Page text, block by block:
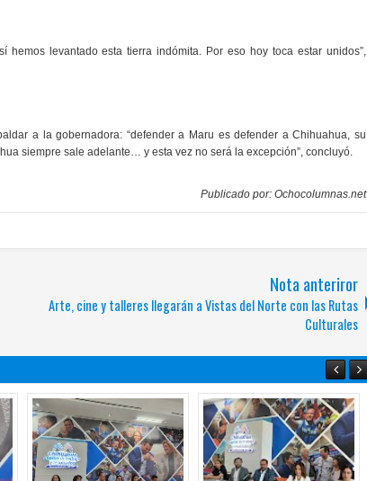
hemos levantado esta tierra indómita. Por eso hoy toca estar unidos”,
a la gobernadora: “defender a Maru es defender a Chihuahua, su
siempre sale adelante… y esta vez no será la excepción”, concluyó.
Publicado por: Ochocolumnas.net
Nota anteriror
Arte, cine y talleres llegarán a Vistas del Norte con las Rutas
Culturales